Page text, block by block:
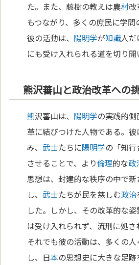
た。また、藤樹の教えは農村改
もつながり、多くの庶民に学問
彼の活動は、 陽明学が知識人
にも受け入れられる道を切り開
熊沢蕃山と政治改革への
熊沢蕃山は、 陽明学の実践的側
革に結びつけた人物である。
み、 武士たちに陽明学の「知
させることで、より倫理的な政
思想は、封建的な秩序の中で新
し、 武士たちが民を慈しむ政治
した。しかし、その改革的な
は受け入れられず、流刑に処さ
それでも彼の活動は、多くの人
し、日本の思想史に大きな足跡